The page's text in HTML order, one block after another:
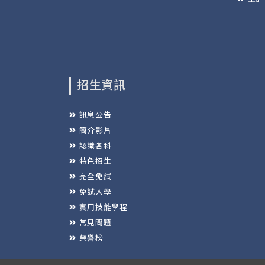
招生資訊
訊息公告
簡介影片
認識各科
特色招生
完全免試
免試入學
實用技能學程
常見問題
榮譽榜